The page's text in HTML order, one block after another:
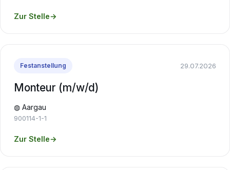
Zur Stelle→
Festanstellung 29.07.2026
Monteur (m/w/d)
◍ Aargau
900114-1-1
Zur Stelle→